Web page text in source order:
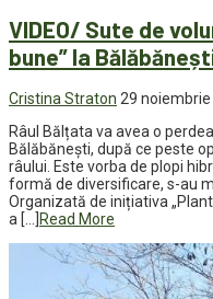
VIDEO/ Sute de
bune” la
Cristina Straton 29 noiembrie
Râul Bălțata va avea o
Bălăbănești, după ce peste
râului. Este vorba de plopi
formă de diversificare, s-au
Organizată de inițiativa
a […]
Read More